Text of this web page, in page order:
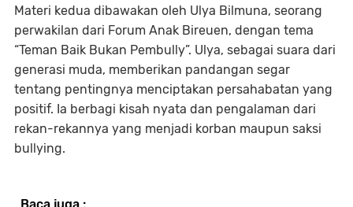
Materi kedua dibawakan oleh Ulya Bilmuna, seorang
perwakilan dari Forum Anak Bireuen, dengan tema
“Teman Baik Bukan Pembully”. Ulya, sebagai suara dari
generasi muda, memberikan pandangan segar
tentang pentingnya menciptakan persahabatan yang
positif. Ia berbagi kisah nyata dan pengalaman dari
rekan-rekannya yang menjadi korban maupun saksi
bullying.